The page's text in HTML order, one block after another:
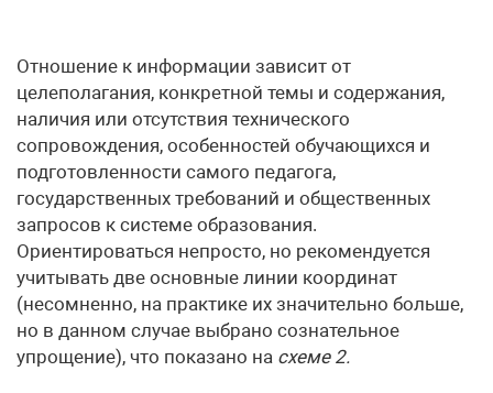
Отношение к информации зависит от
целеполагания, конкретной темы и содержания,
наличия или отсутствия технического
сопровождения, особенностей обучающихся и
подготовленности самого педагога,
государственных требований и общественных
запросов к системе образования.
Ориентироваться непросто, но рекомендуется
учитывать две основные линии координат
(несомненно, на практике их значительно больше,
но в данном случае выбрано сознательное
упрощение), что показано на схеме 2.